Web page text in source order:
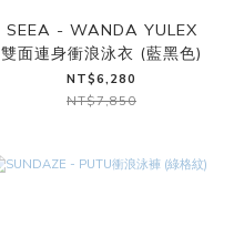
SEEA - WANDA YULEX
雙面連身衝浪泳衣 (藍黑色)
NT$6,280
NT$7,850